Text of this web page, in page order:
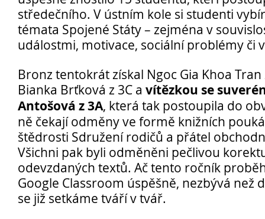
Opravné zkoušky a doklasifikace srpen
Podzimní maturitní zkoušky 2026
Pro
uchazeče
středečního. V ústním kole si studenti
témata Spojené Státy – zejména v
událostmi, motivace, sociální problémy či
Bronz tentokrát získal Ngoc Gia Khoa
Bianka Brťková z 3C a vítězkou se
Antošová z 3A, která tak postoupila do
ně čekají odměny ve formě knižních
štědrosti Sdružení rodičů a přátel
Všichni pak byli odměněni pečlivou
odevzdaných textů. Ač tento ročník
Google Classroom úspěšně, nezbývá než
se již setkáme tváří v tvář.